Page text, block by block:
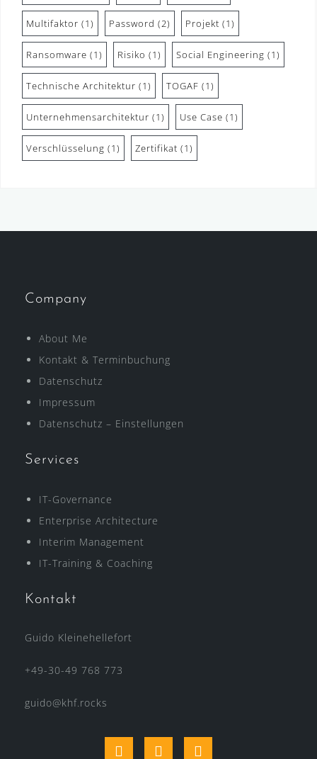
Multifaktor (1) Password (2) Projekt (1)
Ransomware (1) Risiko (1) Social Engineering (1)
Technische Architektur (1) TOGAF (1)
Unternehmensarchitektur (1) Use Case (1)
Verschlüsselung (1) Zertifikat (1)
Company
About Me
Kontakt & Terminbuchung
Datenschutz
Impressum
Datenschutz – Einstellungen
Services
IT-Governance
Enterprise Architecture
Interim Management
IT-Training & Coaching
Kontakt
Guido Kleinehellefort
+49-30-49 768 773
guido@khf.rocks
LinkedIn